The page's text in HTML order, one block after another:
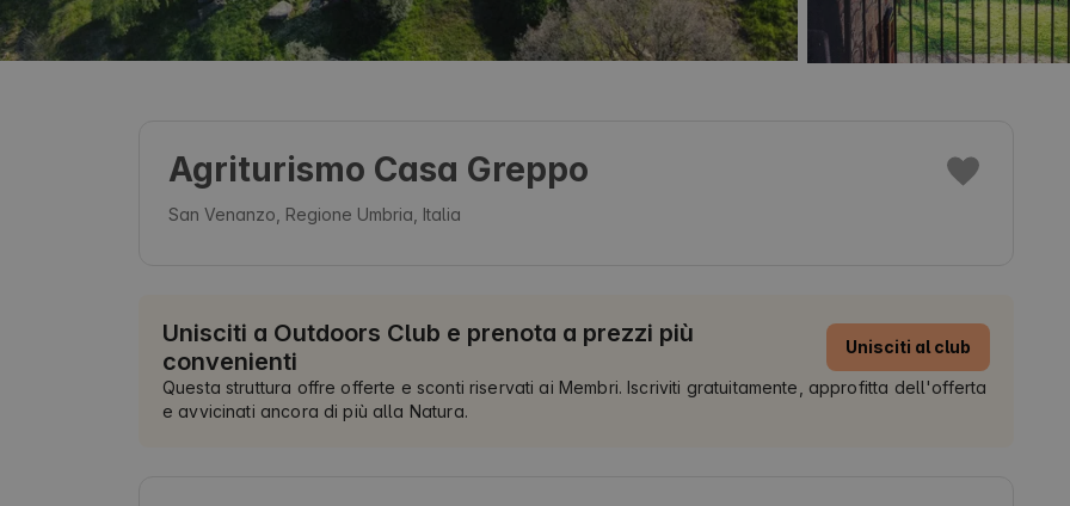
Agriturismo Casa Greppo
San Venanzo, Regione Umbria, Italia
Unisciti a Outdoors Club e prenota a prezzi più
convenienti
Unisciti al club
Questa struttura offre offerte e sconti riservati ai Membri. Iscriviti gratuitamente, approfitta dell'offerta
e avvicinati ancora di più alla Natura.